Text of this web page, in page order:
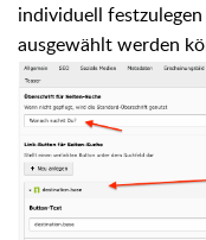
individuell
ausgewählt werden